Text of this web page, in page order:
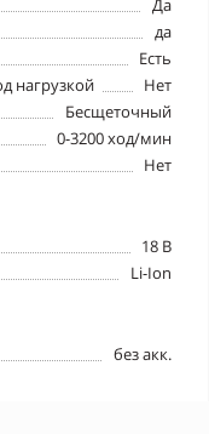
Да
да
Есть
нагрузкой
Нет
Бесщеточный
0-3200 ход/мин
Нет
18 В
Li-Ion
без акк.